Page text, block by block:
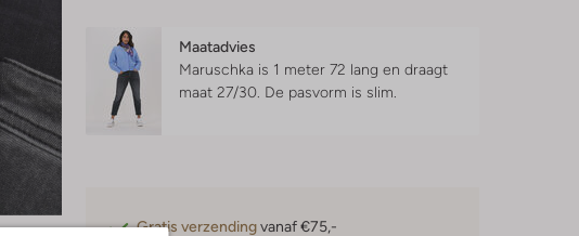
Maatadvies
Maruschka is 1 meter 72 lang en draagt
maat 27/30. De pasvorm is slim
Gratis verzendingvanaf €75,-